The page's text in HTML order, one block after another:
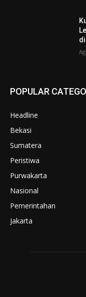
POPULAR
Headline
Bekasi
Sumatera
Peristiwa
Purwakarta
Nasional
Pemerintahan
Jakarta